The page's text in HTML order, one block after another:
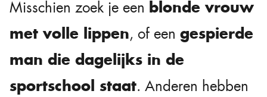
Misschien zoek je een blonde vrouw
met volle lippen, of een gespierde
man die dagelijks in de
sportschool staat. Anderen hebben